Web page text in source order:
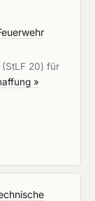
20) für
»